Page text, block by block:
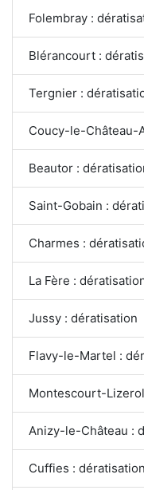
Folembray :
Blérancourt :
Tergnier :
Coucy-le-Château-
Beautor :
Saint-Gobain :
Charmes :
La Fère :
Jussy : dératisation
Flavy-le-Martel :
Montescourt-
Anizy-le-Château :
Cuffies : dératisation